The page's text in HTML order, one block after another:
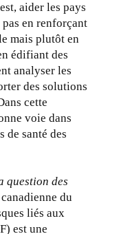
aider les pays
en renforçant
mais plutôt en
édifiant des
analyser les
des solutions
cette
voie dans
de santé des
des
du
liés aux
est une